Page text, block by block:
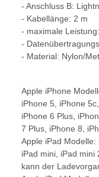
- Anschluss B:
- Kabellänge: 2 m
- maximale
-
- Material: Nylon/
Apple iPhone
iPhone 5, iPhone
iPhone 6 Plus,
7 Plus, iPhone 8,
Apple iPad Modelle:
iPad mini, iPad
kann der